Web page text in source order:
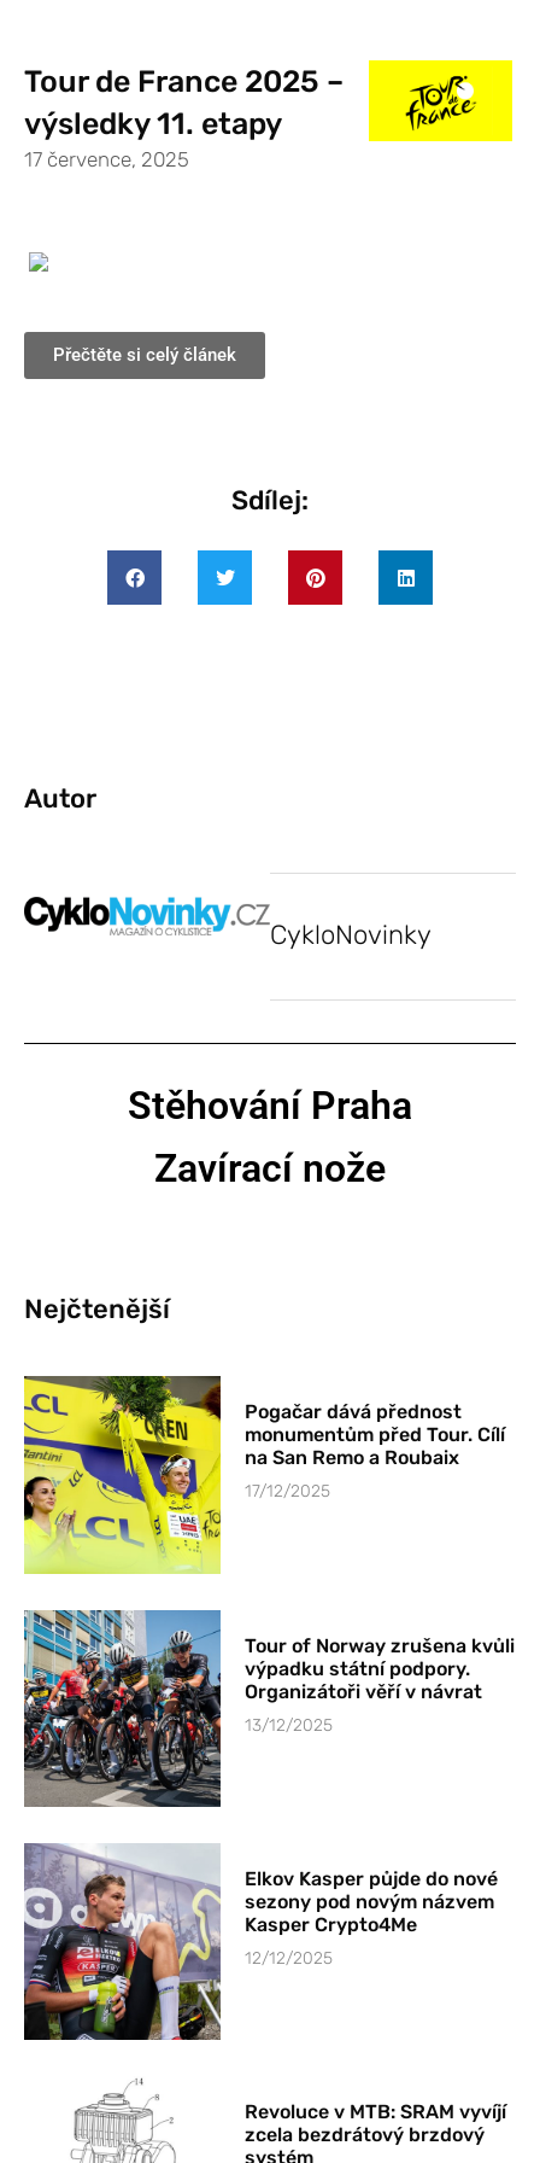
Tour de France 2025 –
výsledky 11. etapy
17 července, 2025
Přečtěte si celý článek
Sdílej:
Autor
CykloNovinky
Stěhování Praha
Zavírací nože
Nejčtenější
Pogačar dává přednost
monumentům před Tour. Cílí
na San Remo a Roubaix
17/12/2025
Tour of Norway zrušena kvůli
výpadku státní podpory.
Organizátoři věří v návrat
13/12/2025
Elkov Kasper půjde do nové
sezony pod novým názvem
Kasper Crypto4Me
12/12/2025
Revoluce v MTB: SRAM vyvíjí
zcela bezdrátový brzdový
systém